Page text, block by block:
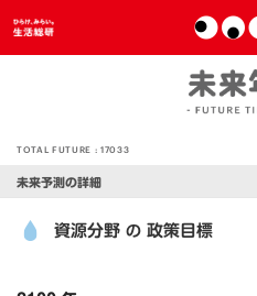
TOTAL FUTURE :17033
未来予測の詳細
資源分野 の 政策目標